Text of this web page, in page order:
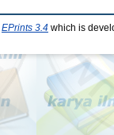
EPrints 3.4 which is